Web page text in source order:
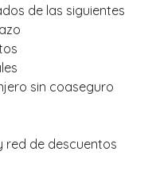
de las siguientes
sin coaseguro
red de descuentos